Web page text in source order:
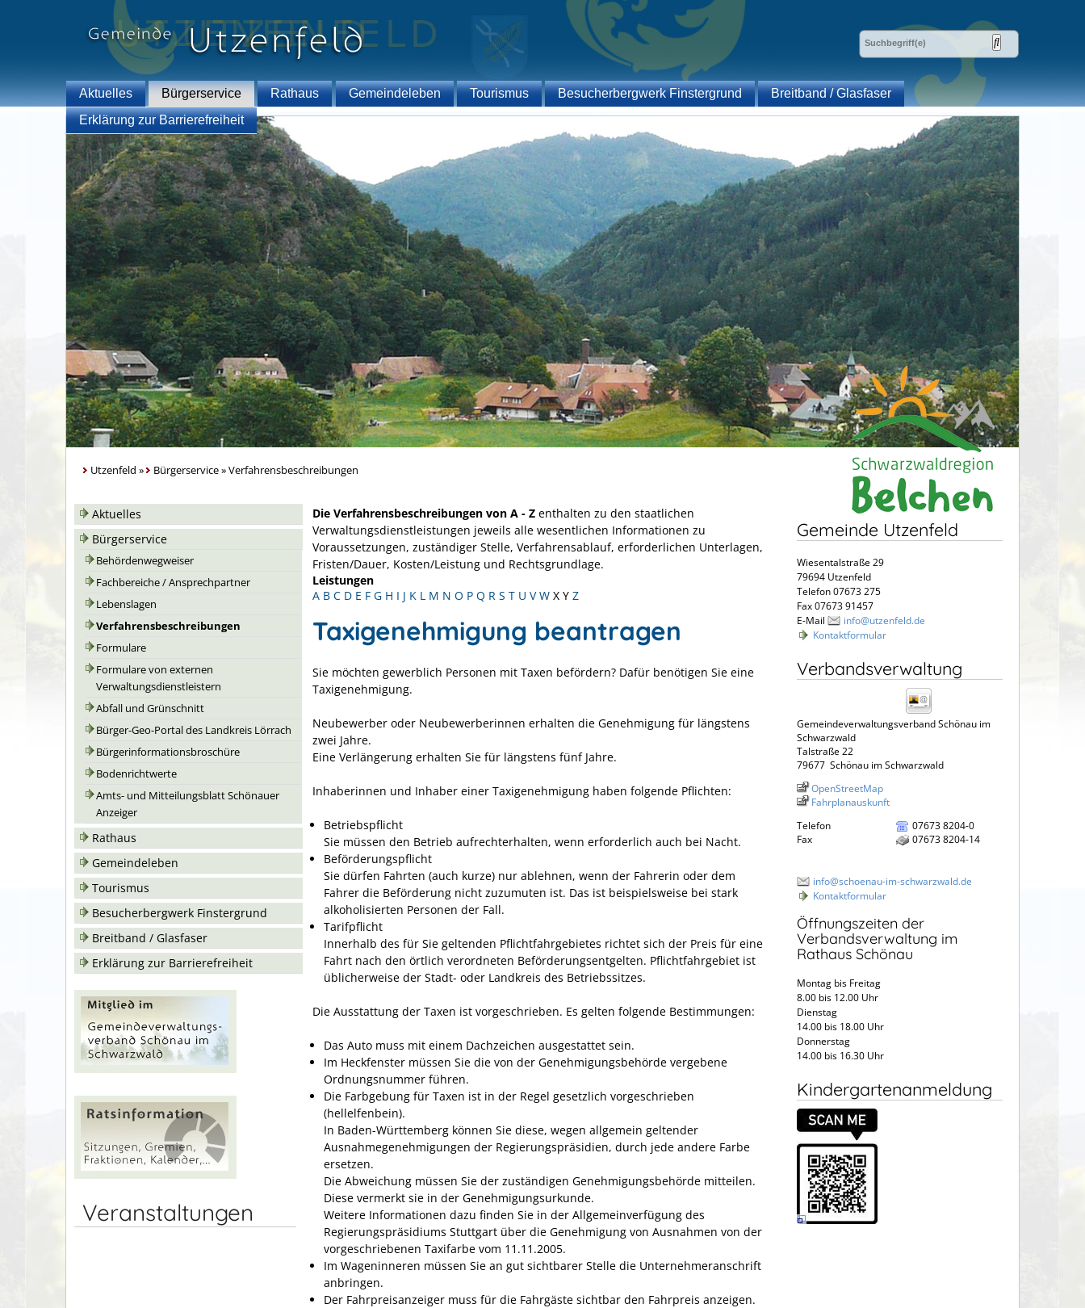
Aktuelles Bürgerservice Rathaus Gemeindeleben Tourismus Besucherbergwerk Finstergrund
Breitband / Glasfaser
Erklärung zur Barrierefreiheit
Utzenfeld » Bürgerservice»Verfahrensbeschreibungen
Aktuelles
Bürgerservice
Behördenwegweiser
Fachbereiche / Ansprechpartner
Lebenslagen
Verfahrensbeschreibungen
Formulare
Formulare von externen
Verwaltungsdienstleistern
Abfall und Grünschnitt
Bürger-Geo-Portal des Landkreis Lörrach
Bürgerinformationsbroschüre
Bodenrichtwerte
Amts- und Mitteilungsblatt Schönauer
Anzeiger
Rathaus
Gemeindeleben
Tourismus
Besucherbergwerk Finstergrund
Breitband / Glasfaser
Erklärung zur Barrierefreiheit
Veranstaltungen
Die Verfahrensbeschreibungen von A - Z enthalten zu den staatlichen
Verwaltungsdienstleistungen jeweils alle wesentlichen Informationen zu
Voraussetzungen, zuständiger Stelle, Verfahrensablauf, erforderlichen Unterlagen,
Fristen/Dauer, Kosten/Leistung und Rechtsgrundlage.
Leistungen
A B C D E F G H I J K L M N O P Q R S T U V W X Y Z
Taxigenehmigung beantragen
Sie möchten gewerblich Personen mit Taxen befördern? Dafür benötigen Sie eine
Taxigenehmigung.
Neubewerber oder Neubewerberinnen erhalten die Genehmigung für längstens
zwei Jahre.
Eine Verlängerung erhalten Sie für längstens fünf Jahre.
Inhaberinnen und Inhaber einer Taxigenehmigung haben folgende Pflichten:
Betriebspflicht
Sie müssen den Betrieb aufrechterhalten, wenn erforderlich auch bei Nacht.
Beförderungspflicht
Sie dürfen Fahrten (auch kurze) nur ablehnen, wenn der Fahrerin oder dem
Fahrer die Beförderung nicht zuzumuten ist. Das ist beispielsweise bei stark
alkoholisierten Personen der Fall.
Tarifpflicht
Innerhalb des für Sie geltenden Pflichtfahrgebietes richtet sich der Preis für eine
Fahrt nach den örtlich verordneten Beförderungsentgelten. Pflichtfahrgebiet ist
üblicherweise der Stadt- oder Landkreis des Betriebssitzes.
Die Ausstattung der Taxen ist vorgeschrieben. Es gelten folgende Bestimmungen:
Das Auto muss mit einem Dachzeichen ausgestattet sein.
Im Heckfenster müssen Sie die von der Genehmigungsbehörde vergebene
Ordnungsnummer führen.
Die Farbgebung für Taxen ist in der Regel gesetzlich vorgeschrieben
(hellelfenbein).
In Baden-Württemberg können Sie diese, wegen allgemein geltender
Ausnahmegenehmigungen der Regierungspräsidien, durch jede andere Farbe
ersetzen.
Die Abweichung müssen Sie der zuständigen Genehmigungsbehörde mitteilen.
Diese vermerkt sie in der Genehmigungsurkunde.
Weitere Informationen dazu finden Sie in der Allgemeinverfügung des
Regierungspräsidiums Stuttgart über die Genehmigung von Ausnahmen von der
vorgeschriebenen Taxifarbe vom 11.11.2005.
Im Wageninneren müssen Sie an gut sichtbarer Stelle die Unternehmeranschrift
anbringen.
Der Fahrpreisanzeiger muss für die Fahrgäste sichtbar den Fahrpreis anzeigen.
Gemeinde Utzenfeld
Wiesentalstraße 29
79694 Utzenfeld
Telefon 07673 275
Fax 07673 91457
E-Mail
info@utzenfeld.de
Kontaktformular
Verbandsverwaltung
Gemeindeverwaltungsverband Schönau im
Schwarzwald
Talstraße 22
79677 Schönau im Schwarzwald
OpenStreetMap
Fahrplanauskunft
Telefon
07673 8204-0
Fax
07673 8204-14
info@schoenau-im-schwarzwald.de
Kontaktformular
Öffnungszeiten der
Verbandsverwaltung im
Rathaus Schönau
Montag bis Freitag
8.00 bis 12.00 Uhr
Dienstag
14.00 bis 18.00 Uhr
Donnerstag
14.00 bis 16.30 Uhr
Kindergartenanmeldung